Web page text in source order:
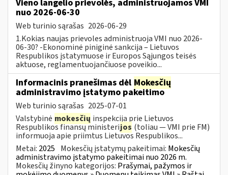
Vieno langelio prievolės, administruojamos VMI
nuo 2026-06-30
Web turinio sąrašas 2026-06-29
1.Kokias naujas prievoles administruoja VMI nuo 2026-
06-30? -Ekonominė piniginė sankcija – Lietuvos
Respublikos įstatymuose ir Europos Sąjungos teisės
aktuose, reglamentuojančiuose poveikio...
Informacinis pranešimas dėl Mokesčių
administravimo įstatymo pakeitimo
Web turinio sąrašas 2025-07-01
Valstybinė mokesčių inspekcija prie Lietuvos
Respublikos finansų ministerijos (toliau — VMI prie FM)
informuoja apie priimtus Lietuvos Respublikos...
Metai: 2025 Mokesčių įstatymų pakeitimai: Mokesčių
administravimo įstatymo pakeitimai nuo 2026 m.
Mokesčių žinyno kategorijos: Prašymai, pažymos ir